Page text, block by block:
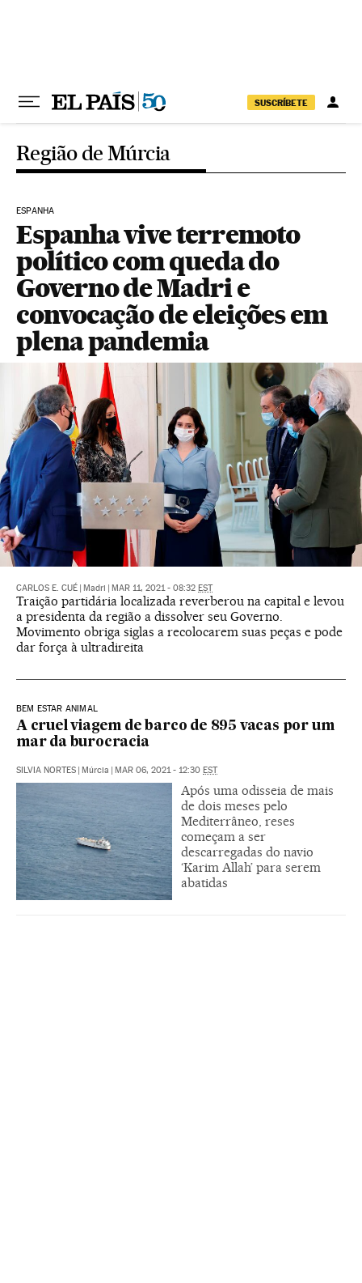
SUSCRÍBETE
Região de Múrcia
ESPANHA
Espanha vive terremoto
político com queda do
Governo de Madri e
convocação de eleições em
plena pandemia
CARLOS E. CUÉ Madri MAR 11, 2021 - 08:32 EST
Traição partidária localizada reverberou na capital e levou
a presidenta da região a dissolver seu Governo.
Movimento obriga siglas a recolocarem suas peças e pode
dar força à ultradireita
BEM ESTAR ANIMAL
A cruel viagem de barco de 895 vacas por um
mar da burocracia
SILVIA NORTES Múrcia MAR 06, 2021 - 12:30 EST
Após uma odisseia de mais
de dois meses pelo
Mediterrâneo, reses
começam a ser
descarregadas do navio
‘Karim Allah’ para serem
abatidas